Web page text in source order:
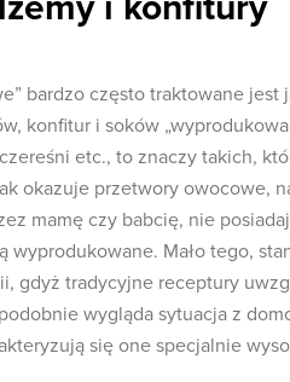
bardzo często traktowane jest
konfitur i soków
etc., to znaczy takich,
okazuje przetwory owocowe,
mamę czy babcię, nie
wyprodukowane. Mało tego,
gdyż tradycyjne receptury
wygląda sytuacja z
się one specjalnie